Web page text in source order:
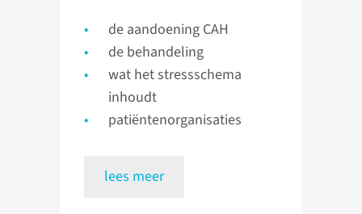
de aandoening CAH
de behandeling
wat het stressschema
inhoudt
patiëntenorganisaties
lees meer